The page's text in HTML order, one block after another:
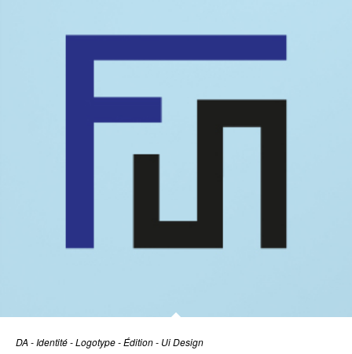
DA - Identité - Logotype - Édition - Ui Design